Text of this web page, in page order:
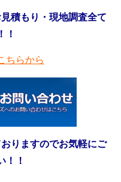
積もり・現地調査全て
！
ちらから
りますのでお気軽にご
！！